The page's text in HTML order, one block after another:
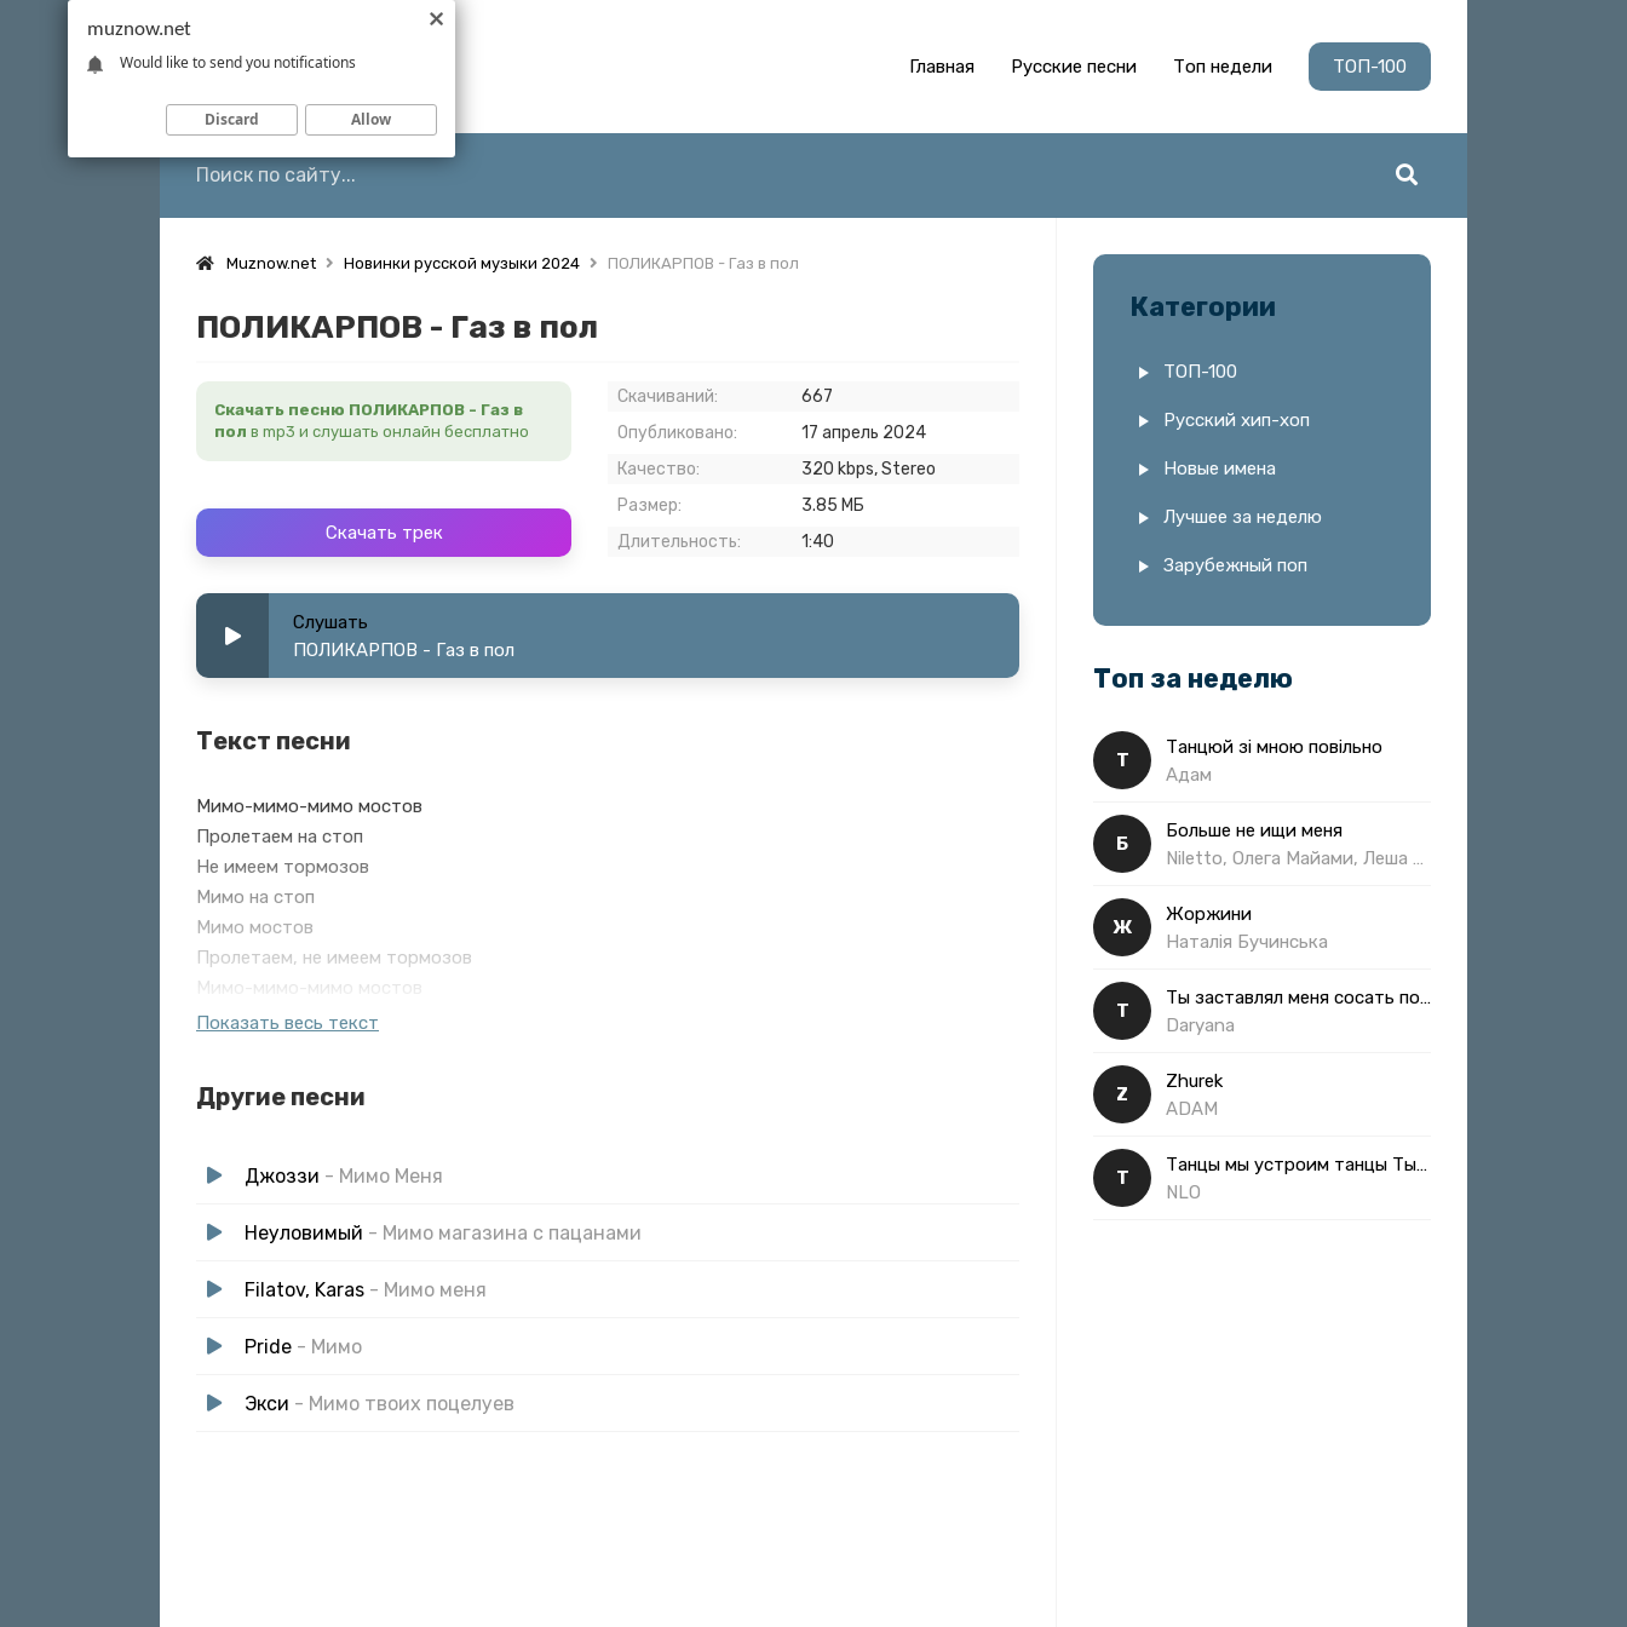
Главная Русские песни Топ недели ТОП-100
Muznow.net Новинки русской музыки 2024 ПОЛИКАРПОВ - Газ в пол
ПОЛИКАРПОВ - Газ в пол
Скачать песню ПОЛИКАРПОВ - Газ в
пол в mp3 и слушать онлайн бесплатно
Скачать трек
Скачиваний:
667
Опубликовано:
17 апрель 2024
Качество:
320 kbps, Stereo
Размер:
3.85 МБ
Длительность:
1:40
Слушать
ПОЛИКАРПОВ - Газ в пол
Текст песни
Мимо-мимо-мимо мостов
Пролетаем на стоп
Не имеем тормозов
Мимо на стоп
Мимо мостов
Пролетаем, не имеем тормозов
Мимо-мимо-мимо мостов
Пролетаем мы с ней ночью
И походу на сто
Не узнает никто
Да, это мой…
Не проси нас
Дело даже не в стиле
Показать весь текст
Другие песни
Джоззи - Мимо Меня
Неуловимый - Мимо магазина с пацанами
Filatov, Karas - Мимо меня
Pride - Мимо
Экси - Мимо твоих поцелуев
Категории
ТОП-100
Русский хип-хоп
Новые имена
Лучшее за неделю
Зарубежный поп
Топ за неделю
Т
Танцюй зі мною повільно
Адам
Б
Больше не ищи меня
Ж
Жоржини
Наталія Бучинська
Т
Ты заставлял меня сосать полная
Daryana
Z
Zhurek
ADAM
Т
Танцы мы устроим танцы Ты такая классная
NLO
muznow.net
Would like to send you notifications
Discard Allow